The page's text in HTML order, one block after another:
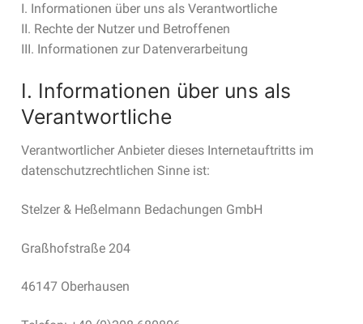
I. Informationen über uns als Verantwortliche
II. Rechte der Nutzer und Betroffenen
III. Informationen zur Datenverarbeitung
I. Informationen über uns als
Verantwortliche
Verantwortlicher Anbieter dieses Internetauftritts im
datenschutzrechtlichen Sinne ist:
Stelzer & Heßelmann Bedachungen GmbH
Graßhofstraße 204
46147 Oberhausen